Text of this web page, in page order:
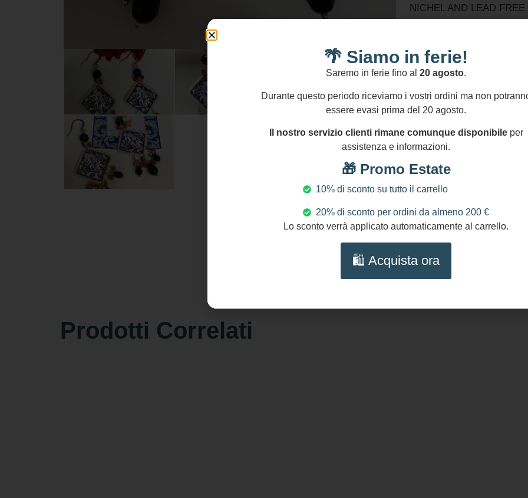
NICHEL AND LEAD FREE
GPSR
2 disponibili
Aggiungi Al
Aggiungi
Transazioni protette al
Prodotti Correlati
🌴 Siamo in ferie!
Saremo in ferie fino al 20 agosto.
Durante questo periodo riceviamo i vostri ordini ma non
essere evasi prima del 20 agosto.
Il nostro servizio clienti rimane comunque disponibileper
assistenza e informazioni.
🎁 Promo Estate
10% di sconto su tutto il carrello
20% di sconto per ordini da almeno 200 €
Lo sconto verrà applicato automaticamente al carrello.
🛍️ Acquista ora